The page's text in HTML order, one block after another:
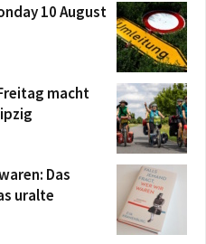
10 August
macht
Das
uralte